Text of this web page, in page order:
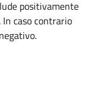
positivamente
In caso contrario